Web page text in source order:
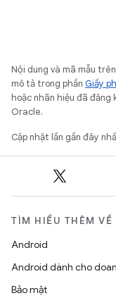
Nội dung và mã mẫu
mô tả trong phần Giấy
hoặc nhãn hiệu đã đăng
Oracle.
Cập nhật lần gần đây
TÌM HIỂU THÊM
Android
Android dành cho
Bảo mật